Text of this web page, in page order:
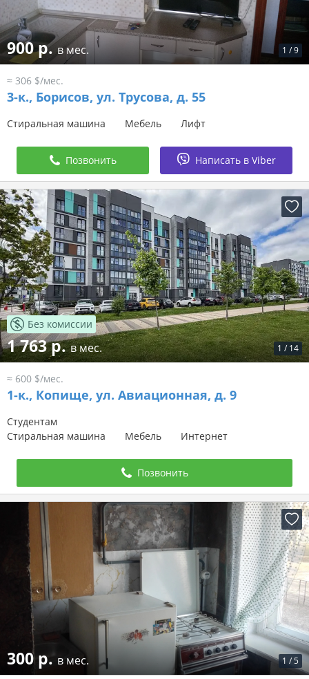
1 /9
900 р.в мес.
≈ 306 $/мес.
3-к., Борисов, ул. Трусова, д. 55
Стиральная машина Мебель Лифт
Позвонить Написать в Viber
1 / 14
Без комиссии
1 763 р.в мес.
≈ 600 $/мес.
1-к., Копище, ул. Авиационная, д. 9
Студентам
Стиральная машина
Мебель Интернет
Позвонить
1 /5
300 р. в мес.